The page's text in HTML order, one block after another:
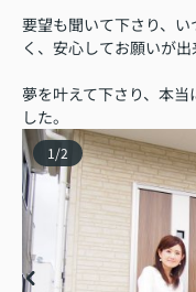
要望も聞いて下さり、
く、安心してお願いが出
夢を叶えて下さり、本
した。
1 /2